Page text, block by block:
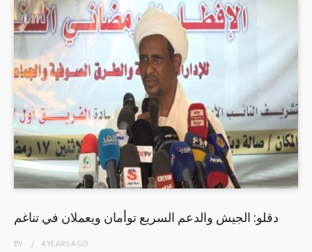
دقلو: الجيش والدعم السريع توأمان ويعملان في تناغم
BY 4 YEARSAGO